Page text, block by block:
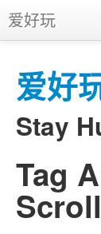
爱好
Stay
Main
Skip to primary
Skip to
爱好玩
APP
推广
Tag